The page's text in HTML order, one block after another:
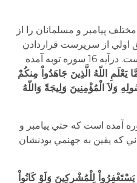
پيامبر و مسلمانان را از
اولي از سرپرست قراردادن
كافران و مشركان نهي كرده است. درآيه 16 سوره توبه آمده
يَعْلَمِ اللّهُ الَّذِينَ جَاهَدُواْ مِنكُمْ
وَلاَ الْمُؤْمِنِينَ وَلِيجَةً وَاللّهُ
سوره آمده است كه حتي پيامبر و
كه يقين به جهنمي بودنشان
لِلْمُشْرِكِينَ وَلَوْ كَانُواْ